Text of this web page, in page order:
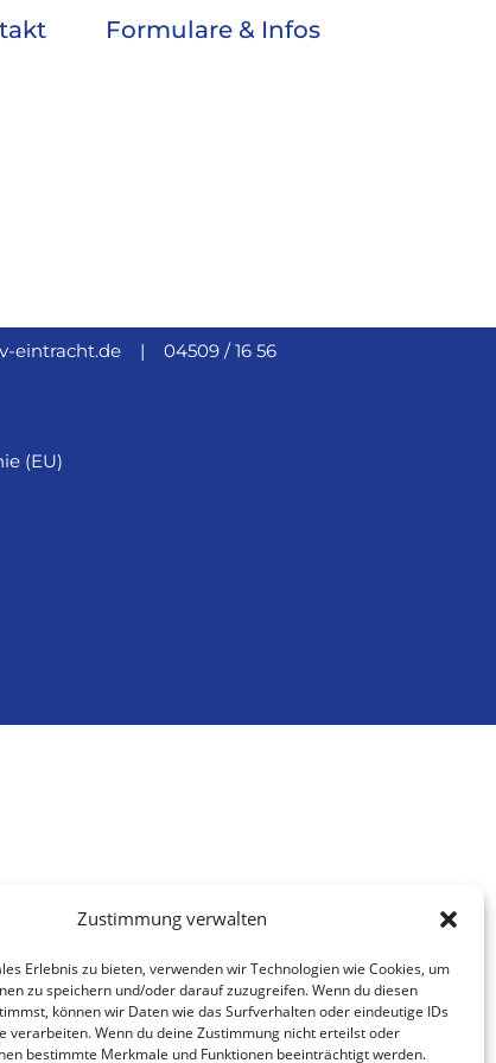
Zustimmung verwalten
Erlebnis zu bieten, verwenden wir Technologien wie Cookies, um
zu speichern und/oder darauf zuzugreifen. Wenn du diesen
können wir Daten wie das Surfverhalten oder eindeutige IDs
verarbeiten. Wenn du deine Zustimmung nicht erteilst oder
bestimmte Merkmale und Funktionen beeinträchtigt werden.
Formulare & Infos
eintracht.de | 04509 / 16 56
(EU)